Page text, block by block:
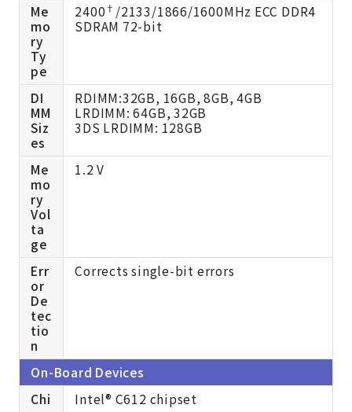
Me
mo
ry
Ty
pe
2400 † /2133/1866/1600MHz ECC DDR4
SDRAM 72-bit
DI
MM
Siz
es
RDIMM:32GB, 16GB, 8GB, 4GB
LRDIMM: 64GB, 32GB
3DS LRDIMM: 128GB
Me
mo
ry
Vol
ta
ge
1.2 V
Err
or
De
tec
tio
n
Corrects single-bit errors
On-Board Devices
Chi
Intel® C612 chipset